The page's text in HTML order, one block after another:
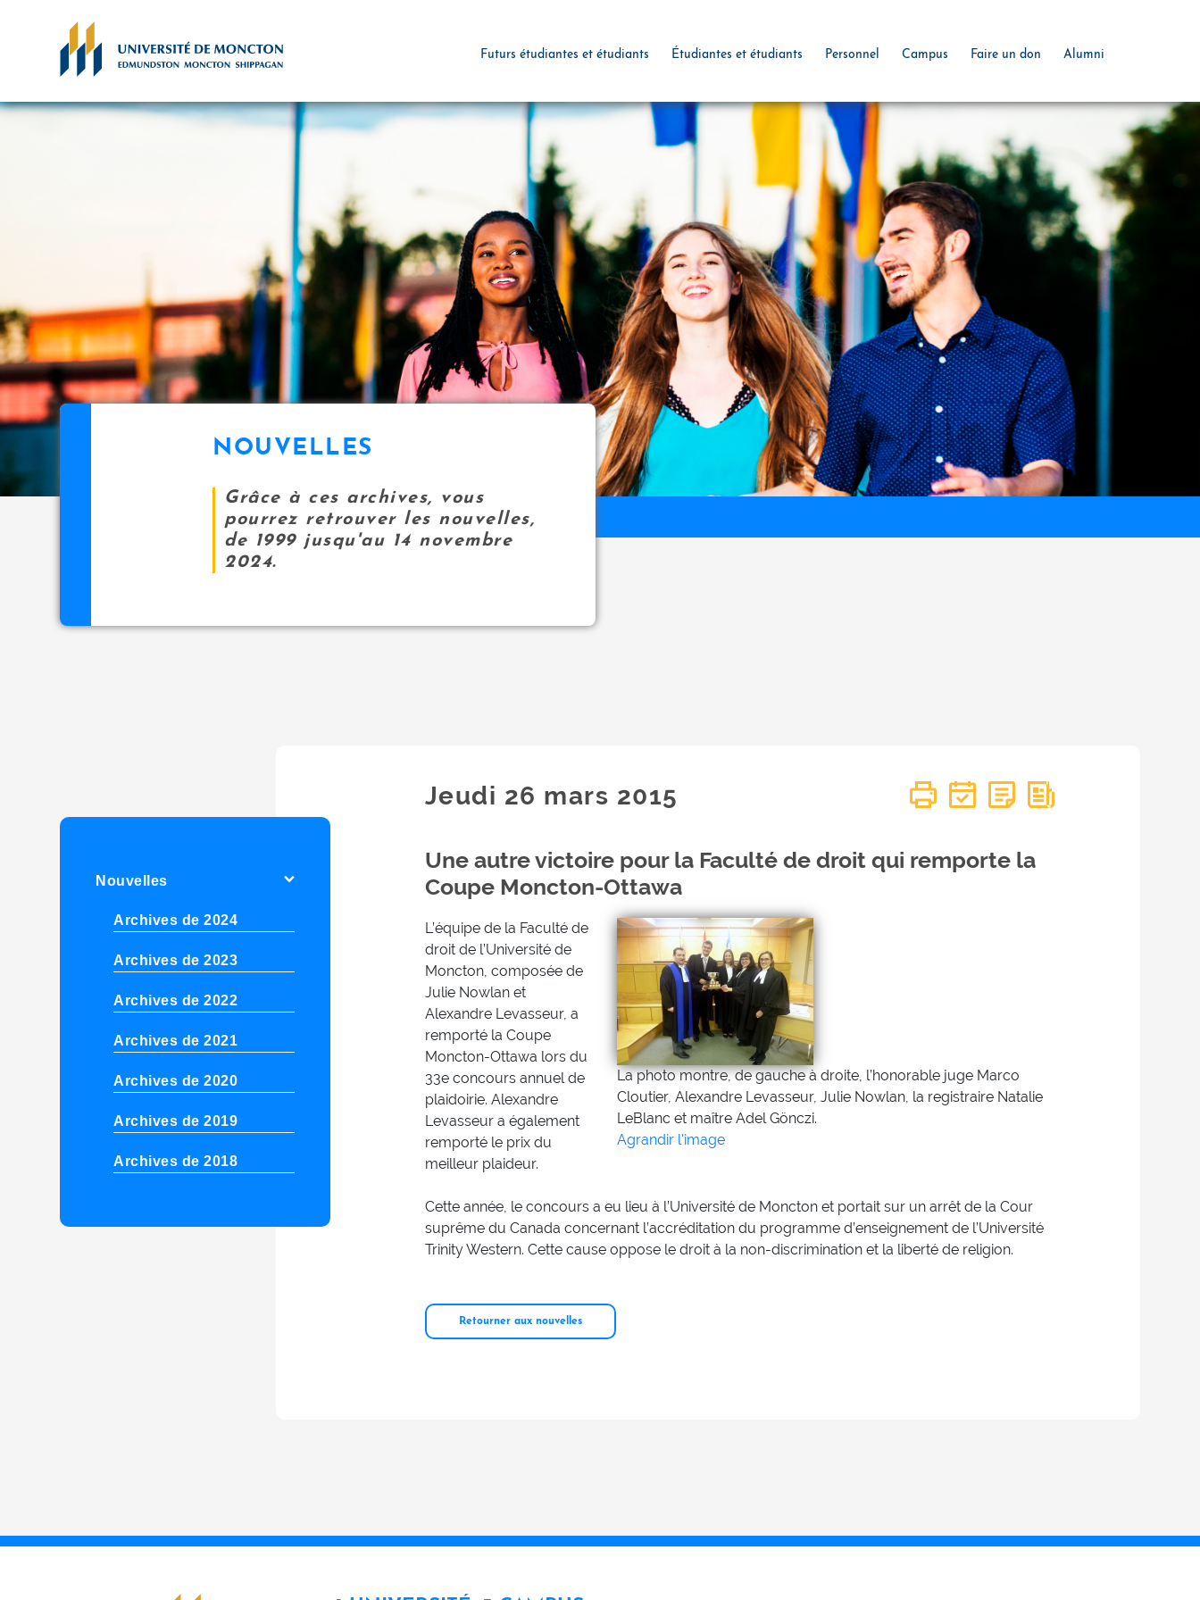
Futurs étudiantes et étudiants Étudiantes et étudiants Personnel Campus Faire un don Alumni
NOUVELLES
Grâce à ces archives, vous
pourrez retrouver les nouvelles,
de 1999 jusqu'au 14 novembre
2024.
Nouvelles
Archives de 2024
Archives de 2023
Archives de 2022
Archives de 2021
Archives de 2020
Archives de 2019
Archives de 2018
Jeudi 26 mars 2015
Une autre victoire pour la Faculté de droit qui remporte la
Coupe Moncton-Ottawa
La photo montre, de gauche à droite, l’honorable juge Marco
Cloutier, Alexandre Levasseur, Julie Nowlan, la registraire Natalie
LeBlanc et maître Adel Gönczi.
Agrandir l'image
L’équipe de la Faculté de
droit de l’Université de
Moncton, composée de
Julie Nowlan et
Alexandre Levasseur, a
remporté la Coupe
Moncton-Ottawa lors du
33e concours annuel de
plaidoirie. Alexandre
Levasseur a également
remporté le prix du
meilleur plaideur.
Cette année, le concours a eu lieu à l’Université de Moncton et portait sur un arrêt de la Cour
suprême du Canada concernant l’accréditation du programme d’enseignement de l’Université
Trinity Western. Cette cause oppose le droit à la non-discrimination et la liberté de religion.
Retourner aux nouvelles